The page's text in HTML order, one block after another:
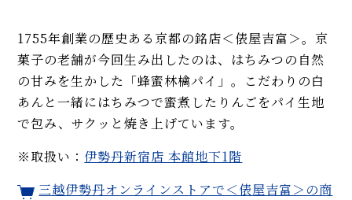
1755年創業の歴史ある京都の銘店＜俵屋吉富＞。京
菓子の老舗が今回生み出したのは、はちみつの自然
の甘みを生かした「蜂蜜林檎パイ」。こだわりの白
あんと一緒にはちみつで蜜煮したりんごをパイ生地
で包み、サクッと焼き上げています。
※取扱い： 伊勢丹新宿店 本館地下1階
三越伊勢丹オンラインストアで＜俵屋吉富＞の商